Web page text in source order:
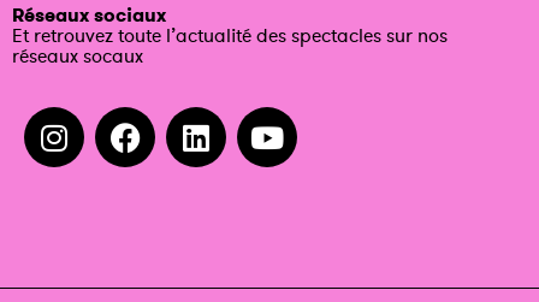
Réseaux sociaux
Et retrouvez toute l’actualité des spectacles sur nos
réseaux socaux